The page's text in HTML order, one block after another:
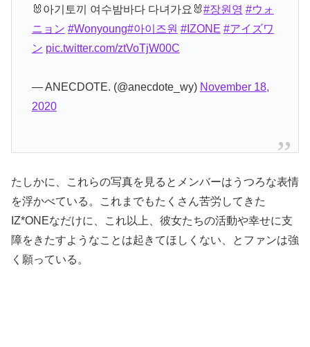
🐰아기토끼 여수밤바다 다녀가요🐰#장원영 #ウォ
ニョン #Wonyoung#아이즈원 #IZONE #アイズワ
ン pic.twitter.com/ztVoTjW00C
— ANECDOTE. (@anecdote_wy) November 18,
2020
たしかに、これらの写真を見るとメンバーはうつろな表情
を浮かべている。これまでもたくさん苦労してきた
IZ*ONEなだけに、これ以上、彼女たちの活動や幸せに支
障をきたすようなことは起きてほしくない、とファンは強
く願っている。